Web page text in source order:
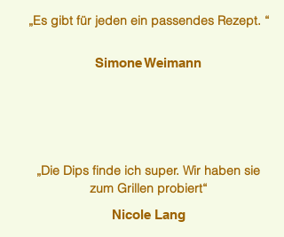
„Es gibt für jeden ein passendes Rezept. “
Simone Weimann
„Die Dips finde ich super. Wir haben sie
zum Grillen probiert“
Nicole Lang